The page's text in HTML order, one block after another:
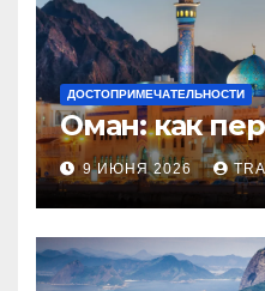
ДОСТОПРИМЕЧАТЕЛЬНОСТИ
Оман: как
9 ИЮНЯ 2026